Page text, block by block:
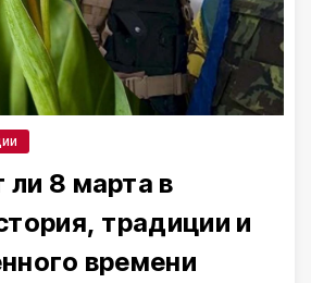
8 марта в
традиции и
времени